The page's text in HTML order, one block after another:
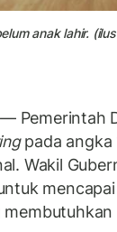
anak lahir.
— Pemerintah
pada angka
Wakil